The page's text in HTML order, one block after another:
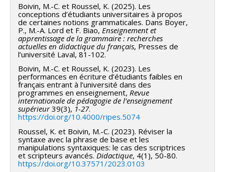
Boivin, M.-C. et Roussel, K. (2025). Les
conceptions d’étudiants universitaires à propos
de certaines notions grammaticales. Dans Boyer,
P., M.-A. Lord et F. Biao, Enseignement et
apprentissage de la grammaire : recherches
actuelles en didactique du français, Presses de
l’université Laval, 81-102.
Boivin, M.-C. et Roussel, K. (2023). Les
performances en écriture d’étudiants faibles en
français entrant à l’université dans des
programmes en enseignement, Revue
internationale de pédagogie de l’enseignement
supérieur39(3), 1-27.
https://doi.org/10.4000/ripes.5074
Roussel, K. et Boivin, M.-C. (2023). Réviser la
syntaxe avec la phrase de base et les
manipulations syntaxiques: le cas des scriptrices
et scripteurs avancés.Didactique, 4(1), 50-80.
https://doi.org/10.37571/2023.0103